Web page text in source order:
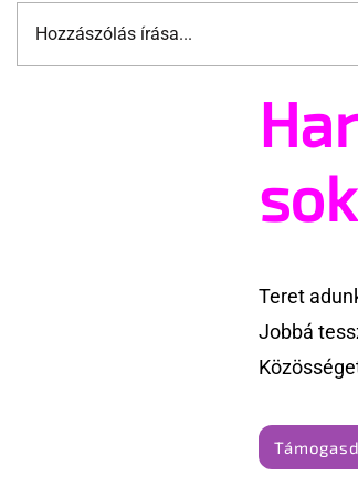
Jonathan Bailey új szerepben
Hozzászólás írása...
Teret
Jobbá